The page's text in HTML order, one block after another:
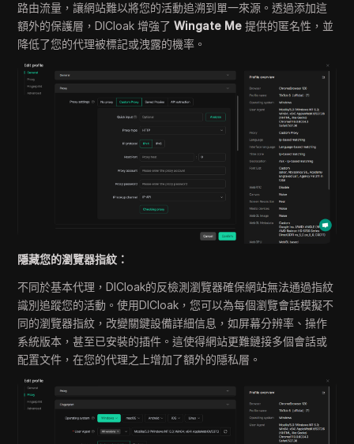
路由流量，讓網站難以將您的活動追溯到單一來源。透過添加這
額外的保護層，DICloak 增強了Wingate Me 提供的匿名性，並
降低了您的代理被標記或洩露的機率。
隱藏您的瀏覽器指紋：
不同於基本代理，DICloak的反檢測瀏覽器確保網站無法通過指紋
識別追蹤您的活動。使用DICloak，您可以為每個瀏覽會話模擬不
同的瀏覽器指紋，改變關鍵設備詳細信息，如屏幕分辨率、操作
系統版本，甚至已安裝的插件。這使得網站更難鏈接多個會話或
配置文件，在您的代理之上增加了額外的隱私層。